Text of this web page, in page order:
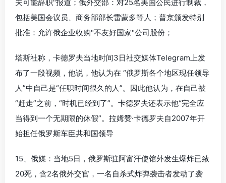
夫可能辞职"报道；俄外交部：对25名美国公民进行制裁，
包括美国会议员、商务部部长雷蒙多等人；普京颁发特别
批准：允许俄企业收购"不友好国家"公司股份；
塔斯社称，卡德罗夫当地时间3日社交媒体Telegram上发
布了一段视频，他说，他认为在 “俄罗斯各个地区现任领导
人”中自己是“任职时间很久的人”。因此他认为，在自己被
“赶走”之前，“时机已经到了”。卡德罗夫还表示他“完全应
当得到一个无期限的休假”。拉姆赞·卡德罗夫自2007年开
始担任俄罗斯车臣共和国领导
15、俄媒：当地5日，俄罗斯驻阿富汗使馆外发生爆炸已致
20死，含2名俄外交官，一名自杀式炸弹袭击者发动了袭